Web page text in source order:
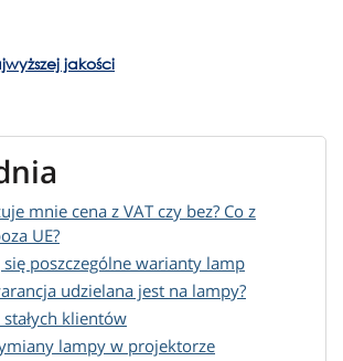
jakości
mnie cena z VAT czy bez? Co z
UE?
się poszczególne warianty lamp
udzielana jest na lampy?
klientów
lampy w projektorze